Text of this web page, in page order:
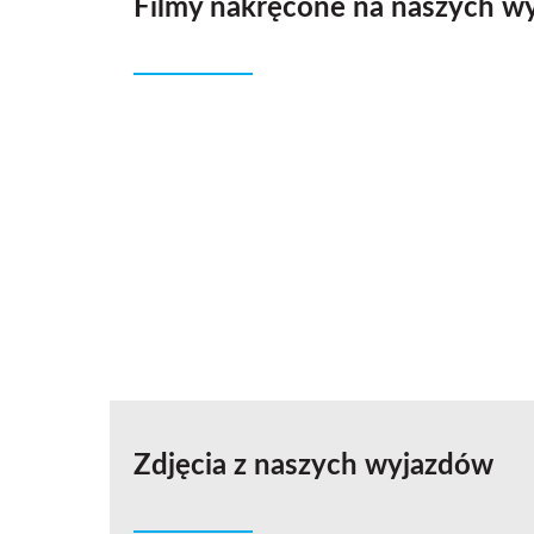
Filmy nakręcone na naszych
Zdjęcia z naszych wyjazdów